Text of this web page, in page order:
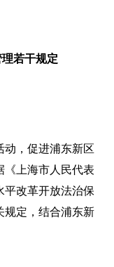
若干规定
动，促进浦东新区
《上海市人民代表
平改革开放法治保
规定，结合浦东新